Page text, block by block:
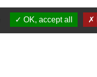
OK, accept all